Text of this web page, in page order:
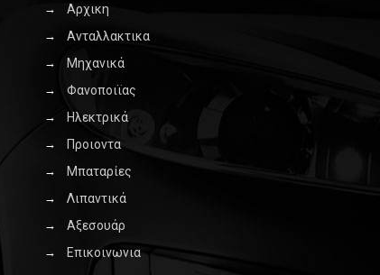
Αρχικη
Ανταλλακτικα
Μηχανικά
Φανοποιϊας
Ηλεκτρικά
Προιοντα
Μπαταρίες
Λιπαντικά
Αξεσουάρ
Επικοινωνια